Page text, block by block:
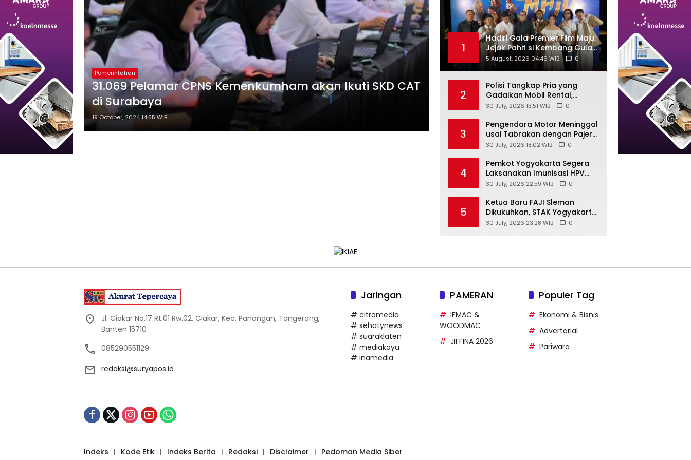
Pemerintahan
31.069 Pelamar CPNS Kemenkumham akan Ikuti SKD CAT
di Surabaya
19 October, 2024 14:55 WIB
1
Hadiri Gala Premier Film Maju:
Jejak Pahit si Kembang Gula ,
Walikota Yogyakarta Dorong
Industri Kreatif Bangun
5 August, 2026 04:46 WIB 0
2
Polisi Tangkap Pria yang
Gadaikan Mobil Rental,
Korban di Bantul Rugi Rp31,5
30 July, 2026 13:51 WIB 0
3
Pengendara Motor Meninggal
usai Tabrakan dengan Pajero
di Jalan Wonosari-
Jalur Lawan
30 July, 2026 18:02 WIB 0
4
Pemkot Yogyakarta Segera
Laksanakan Imunisasi HPV
Untuk Siswa Usia Sekolah
30 July, 2026 22:59 WIB 0
5
Ketua Baru FAJI Sleman
Dikukuhkan, STAK Yogyakarta
Siap Dukung Pengembangan
30 July, 2026 23:28 WIB 0
Jl. Ciakar No.17 Rt.01 Rw.02, Ciakar, Kec. Panongan, Tangerang,
Banten 15710
085290551129
redaksi@suryapos.id
Jaringan
# citramedia
# sehatynews
# suaraklaten
# mediakayu
# inamedia
PAMERAN
IFMAC &
WOODMAC
JIFFINA 2026
Populer Tag
Ekonomi & Bisnis
Advertorial
Pariwara
Indeks Kode Etik Indeks Berita Redaksi Disclaimer Pedoman Media Siber